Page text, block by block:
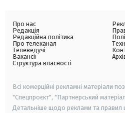
Про нас
Редакція
Редакційна політика
Про телеканал
Телеведучі
Вакансії
Структура власності
Всі комерційні рекламні матеріали
"Спецпроєкт", "Партнерський
Детальніше щодо реклами та правил